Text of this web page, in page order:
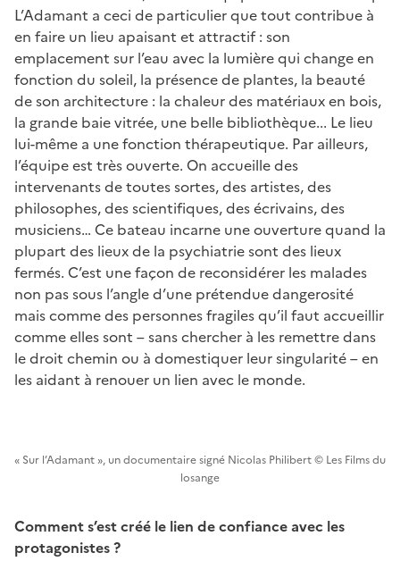
L’Adamant a ceci de particulier que tout contribue à
en faire un lieu apaisant et attractif : son
emplacement sur l’eau avec la lumière qui change en
fonction du soleil, la présence de plantes, la beauté
de son architecture : la chaleur des matériaux en bois,
la grande baie vitrée, une belle bibliothèque... Le lieu
lui-même a une fonction thérapeutique. Par ailleurs,
l’équipe est très ouverte. On accueille des
intervenants de toutes sortes, des artistes, des
philosophes, des scientifiques, des écrivains, des
musiciens… Ce bateau incarne une ouverture quand la
plupart des lieux de la psychiatrie sont des lieux
fermés. C’est une façon de reconsidérer les malades
non pas sous l’angle d’une prétendue dangerosité
mais comme des personnes fragiles qu’il faut accueillir
comme elles sont – sans chercher à les remettre dans
le droit chemin ou à domestiquer leur singularité – en
les aidant à renouer un lien avec le monde.
« Sur l’Adamant », un documentaire signé Nicolas Philibert © Les Films du
losange
Comment s’est créé le lien de confiance avec les
protagonistes ?